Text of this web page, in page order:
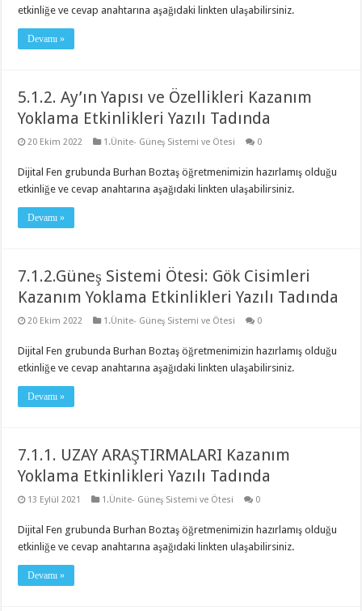
etkinliğe ve cevap anahtarına aşağıdaki linkten ulaşabilirsiniz.
Devamı »
5.1.2. Ay’ın Yapısı ve Özellikleri Kazanım
Yoklama Etkinlikleri Yazılı Tadında
20 Ekim 2022 1.Ünite- Güneş Sistemi ve Ötesi 0
Dijital Fen grubunda Burhan Boztaş öğretmenimizin hazırlamış olduğu
etkinliğe ve cevap anahtarına aşağıdaki linkten ulaşabilirsiniz.
Devamı »
7.1.2.Güneş Sistemi Ötesi: Gök Cisimleri
Kazanım Yoklama Etkinlikleri Yazılı Tadında
20 Ekim 2022 1.Ünite- Güneş Sistemi ve Ötesi 0
Dijital Fen grubunda Burhan Boztaş öğretmenimizin hazırlamış olduğu
etkinliğe ve cevap anahtarına aşağıdaki linkten ulaşabilirsiniz.
Devamı »
7.1.1. UZAY ARAŞTIRMALARI Kazanım
Yoklama Etkinlikleri Yazılı Tadında
13 Eylül 2021 1.Ünite- Güneş Sistemi ve Ötesi 0
Dijital Fen grubunda Burhan Boztaş öğretmenimizin hazırlamış olduğu
etkinliğe ve cevap anahtarına aşağıdaki linkten ulaşabilirsiniz.
Devamı »